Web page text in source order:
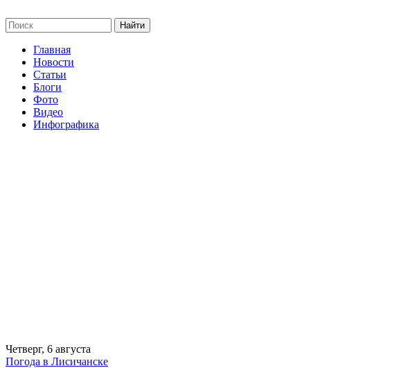
Главная
Новости
Статьи
Блоги
Фото
Видео
Инфографика
Четверг, 6 августа
Погода в Лисичанске